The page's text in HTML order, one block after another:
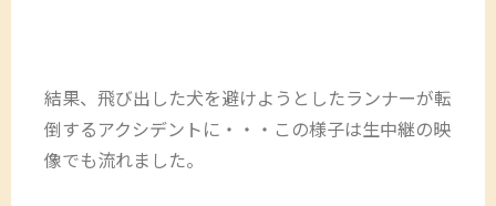
結果、飛び出した犬を避けようとしたランナーが転
倒するアクシデントに・・・この様子は生中継の映
像でも流れました。